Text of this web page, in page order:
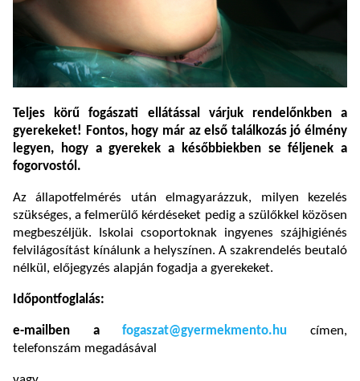
Teljes körű fogászati ellátással várjuk rendelőnkben a
gyerekeket! Fontos, hogy már az első találkozás jó élmény
legyen, hogy a gyerekek a későbbiekben se féljenek a
fogorvostól.
Az állapotfelmérés után elmagyarázzuk, milyen kezelés
szükséges, a felmerülő kérdéseket pedig a szülőkkel közösen
megbeszéljük. Iskolai csoportoknak ingyenes szájhigiénés
felvilágosítást kínálunk a helyszínen. A szakrendelés beutaló
nélkül, előjegyzés alapján fogadja a gyerekeket.
Időpontfoglalás:
e-mailben afogaszat@gyermekmento.hu címen,
telefonszám megadásával